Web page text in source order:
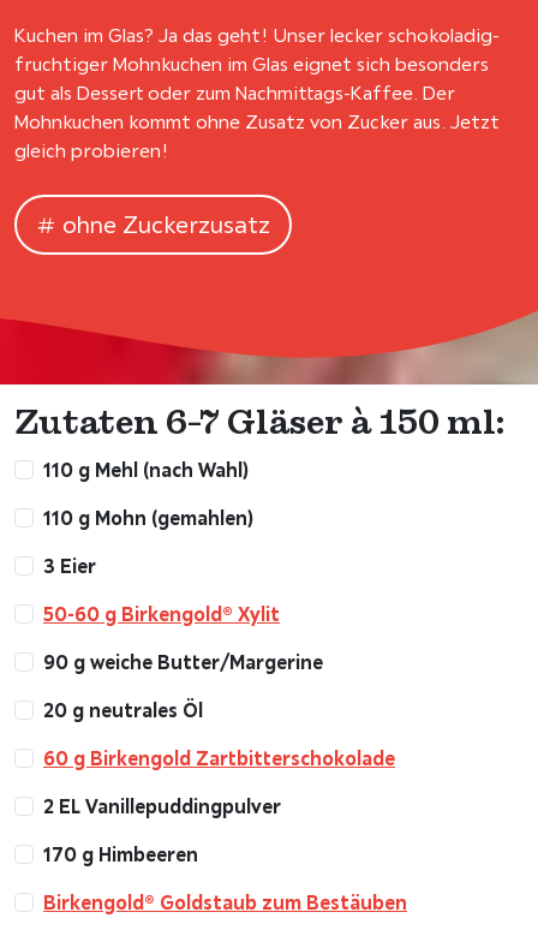
Kuchen im Glas? Ja das geht! Unser lecker schokoladig-
fruchtiger Mohnkuchen im Glas eignet sich besonders
gut als Dessert oder zum Nachmittags-Kaffee. Der
Mohnkuchen kommt ohne Zusatz von Zucker aus. Jetzt
gleich probieren!
ohne Zuckerzusatz
Zutaten 6-7 Gläser à 150 ml:
110 g Mehl (nach Wahl)
110 g Mohn (gemahlen)
3 Eier
50-60 g Birkengold® Xylit
90 g weiche Butter/Margerine
20 g neutrales Öl
60 g Birkengold Zartbitterschokolade
2 EL Vanillepuddingpulver
170 g Himbeeren
Birkengold® Goldstaub zum Bestäuben